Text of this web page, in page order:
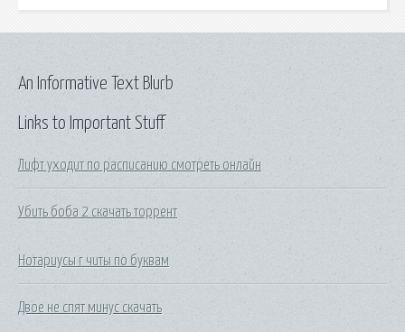
Links to Important Stuff
Лифт уходит по расписанию смотреть онлайн
Убить боба 2 скачать торрент
Нотариусы г читы по буквам
Двое не спят минус скачать
An Informative Text Blurb